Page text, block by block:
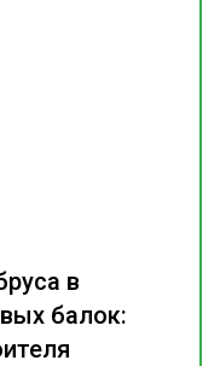
в
балок: